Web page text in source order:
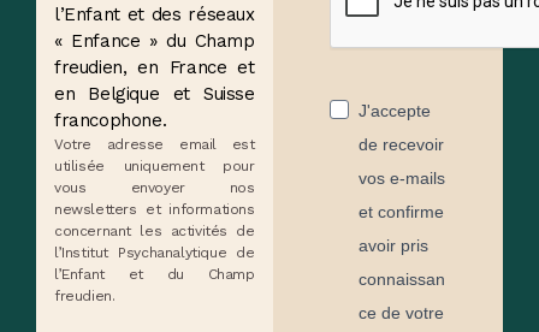
l’Enfant et des réseaux
« Enfance » du Champ
freudien, en France et
en Belgique et Suisse
francophone.
Votre adresse email est
utilisée uniquement pour
vous envoyer nos
newsletters et informations
concernant les activités de
l’Institut Psychanalytique de
l’Enfant et du Champ
freudien.
J'accepte
de recevoir
vos e-mails
et confirme
avoir pris
connaissan
ce de votre